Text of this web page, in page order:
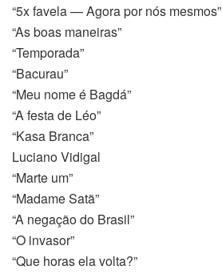
“5x favela — Agora por nós mesmos”
“As boas maneiras”
“Temporada”
“Bacurau”
“Meu nome é Bagdá”
“A festa de Léo”
“Kasa Branca”
Luciano Vidigal
“Marte um”
“Madame Satã”
“A negação do Brasil”
“O invasor”
“Que horas ela volta?”